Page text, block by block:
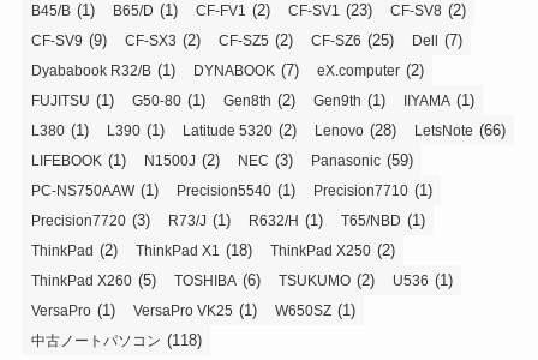
B45/B (1) B65/D (1) CF-FV1 (2) CF-SV1 (23) CF-SV8 (2)
CF-SV9 (9) CF-SX3 (2) CF-SZ5 (2) CF-SZ6 (25) Dell (7)
Dyababook R32/B (1) DYNABOOK (7) eX.computer (2)
FUJITSU (1) G50-80 (1) Gen8th (2) Gen9th (1) IIYAMA (1)
L380 (1) L390 (1) Latitude 5320 (2) Lenovo (28) LetsNote (66)
LIFEBOOK (1) N1500J (2) NEC (3) Panasonic (59)
PC-NS750AAW(1) Precision5540 (1) Precision7710 (1)
Precision7720 (3) R73/J (1) R632/H (1) T65/NBD (1)
ThinkPad (2) ThinkPad X1 (18) ThinkPad X250 (2)
ThinkPad X260 (5) TOSHIBA (6) TSUKUMO (2) U536 (1)
VersaPro (1) VersaPro VK25 (1) W650SZ (1)
中古ノートパソコン (118)